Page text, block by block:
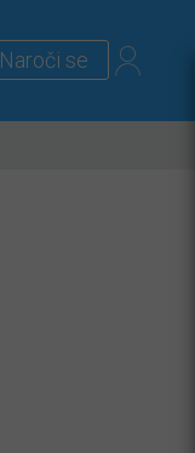
Naroči se